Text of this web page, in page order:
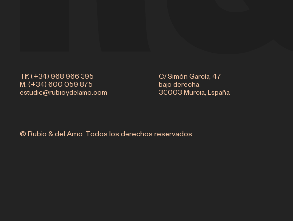
Tlf. (+34) 968 966 395
M. (+34) 600 059 875
estudio@rubioydelamo.com
C/ Simón García, 47
bajo derecha
30003 Murcia, España
© Rubio & del Amo. Todos los derechos reservados.